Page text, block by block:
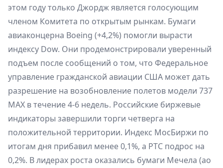
этом году только Джордж является голосующим
членом Комитета по открытым рынкам. Бумаги
авиаконцерна Boeing (+4,2%) помогли вырасти
индексу Dow. Они продемонстрировали уверенный
подъем после сообщений о том, что Федеральное
управление гражданской авиации США может дать
разрешение на возобновление полетов модели 737
MAX в течение 4-6 недель. Российские биржевые
индикаторы завершили торги четверга на
положительной территории. Индекс МосБиржи по
итогам дня прибавил менее 0,1%, а РТС подрос на
0,2%. В лидерах роста оказались бумаги Мечела (ао